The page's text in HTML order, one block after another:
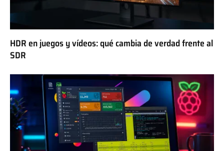
HDR en juegos y vídeos: qué cambia de verdad frente al
SDR